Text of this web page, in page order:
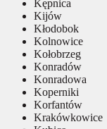
Kępnica
Kijów
Kłodobok
Kolnowice
Kołobrzeg
Konradów
Konradowa
Koperniki
Korfantów
Krakówkowice